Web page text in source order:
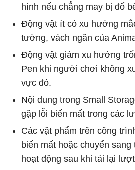
hình nếu chẳng may bị đổ
Động vật ít có xu hướng
tường, vách ngăn của
Động vật giảm xu hướng
Pen khi người chơi không
vực đó.
Nội dung trong Small
gặp lỗi biến mất trong các
Các vật phẩm trên công
biến mất hoặc chuyển sang
hoạt động sau khi tải lại